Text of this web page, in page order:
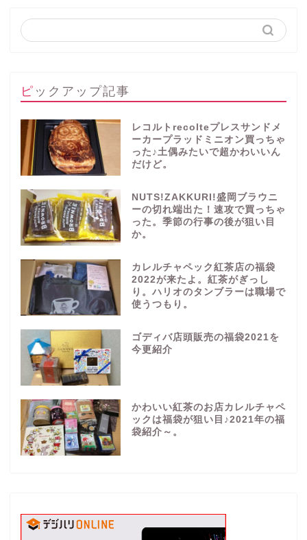
ピックアップ記事
レコルトrecolteプレスサンドメ
ーカープラッドミニオン買っちゃ
った♪土偶みたいで超かわいいん
だけど。
NUTS!ZAKKURI!盛岡ブラウニ
ーの切れ端出た！速攻で買っちゃ
った。季節の行事の後が狙い目
か。
カレルチャペック紅茶店の福袋
2022が来たよ。紅茶がぎっし
り。ハリオのタンブラーは職場で
使うつもり。
ゴディバ店頭販売の福袋2021を
今更紹介
かわいい紅茶のお店カレルチャペ
ックは福袋が狙い目♪2021年の福
袋紹介～。